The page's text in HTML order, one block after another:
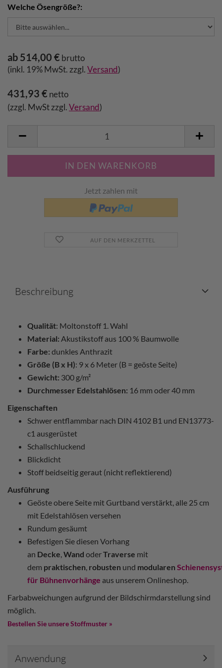
Welche Ösengröße?:
ab 514,00 € brutto
(inkl. 19% MwSt. zzgl. Versand )
431,93 € netto
(zzgl. MwSt zzgl. Versand)
Jetzt zahlen mit
AUF DEN MERKZETTEL
Beschreibung
Qualität: Moltonstoff 1. Wahl
Material: Akustikstoff aus 100 % Baumwolle
Farbe: dunkles Anthrazit
Größe (B x H): 9 x 6 Meter (B = geöste Seite)
Gewicht: 300 g/m²
Durchmesser Edelstahlösen: 16 mm oder 40 mm
Eigenschaften
Schwer entflammbar nach DIN 4102 B1 und EN13773-
c1 ausgerüstet
Schallschluckend
Blickdicht
Stoff beidseitig geraut (nicht reflektierend)
Ausführung
Geöste obere Seite mit Gurtband verstärkt, alle 25 cm
mit Edelstahlösen versehen
Rundum gesäumt
Befestigen Sie diesen Vorhang
an Decke,Wand oderTraverse mit
dem praktischen, robusten und modularen
für Bühnenvorhänge aus unserem Onlineshop.
Farbabweichungen aufgrund der Bildschirmdarstellung sind
möglich.
Bestellen Sie unsere Stoffmuster »
Anwendung